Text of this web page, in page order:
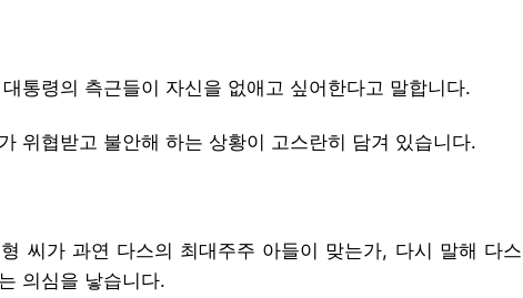
통령의 측근들이 자신을 없애고 싶어한다고 말합니다.
위협받고 불안해 하는 상황이 고스란히 담겨 있습니다.
씨가 과연 다스의 최대주주 아들이 맞는가, 다시 말해 다
의심을 낳습니다.